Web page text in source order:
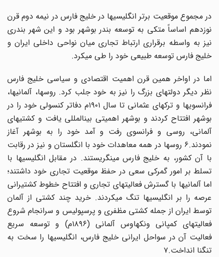
در مجموع موقعیت برتر انگلیسیها در خلیج فارس در نیمه دوم قرن
نوزدهم اساساً متکی به توسعه بندر بوشهر بود و این شهر بندری
نیز به واسطه برقراری ارتباط تجاری میان نواحی داخلی ایران و
خلیج فارس توسعه طبیعی خود را طی میکرد.
اما در اواخر همین قرن اهمیت اقتصادی و سیاسی خلیج فارس
نظر دیگر دولتهای بزرگ را نیز به خود جلب کرد. روسها، آلمانیها،
فرانسویها و ترکهای عثمانی تا سال ۱۹۰۱م دفاتر کنسولی خود را در
بوشهر افتتاح کردند و بوشهر اهمیتی بینالمللی یافت و کشتیهای
آلمانی، روسی و فرانسوی رفت و آمد خود را به بوشهر آغاز
نمودند.۶ روسها در همه معاهدات خود با انگلستان و نیز در رقابت
با آن کشور، به خلیج فارس مینگریستند. در مقابل انگلیسیها با
تسلط بر امور گمرکی سعی در حفظ موقعیت تجاری خود داشتند؛
اما آلمانیها با گسترش فعالیتهای تجاری و افتتاح خطوط کشتیرانی
عرصه را بر انگلیسیها تنگ میکردند. خرید چند کشتی از آلمان
توسط ایران از جمله کشتی مظفری و پرسپولیس و سرانجام شروع
فعالیتهای کمپانی ونکهاوس آلمانی (۱۸۹۶م) و توسعه سریع
فعالیت آن در سواحل ایرانی خلیج فارس، انگلیسیها را سخت به
تنگنا انداخت.۷